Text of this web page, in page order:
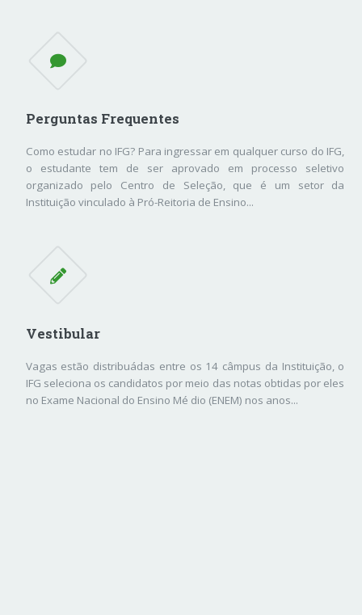
Perguntas Frequentes
Como estudar no IFG? Para ingressar em qualquer curso do IFG,
o estudante tem de ser aprovado em processo seletivo
organizado pelo Centro de Seleção, que é um setor da
Instituição vinculado à Pró-Reitoria de Ensino...
Vestibular
Vagas estão distribuádas entre os 14 câmpus da Instituição, o
IFG seleciona os candidatos por meio das notas obtidas por eles
no Exame Nacional do Ensino Mé dio (ENEM) nos anos...